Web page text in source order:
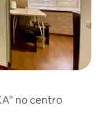
no centro